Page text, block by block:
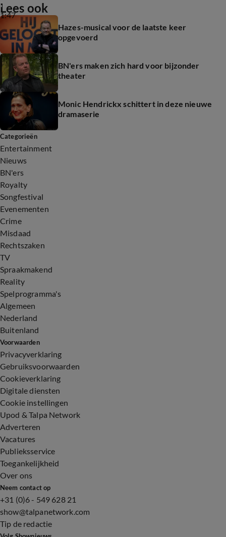
1:47
Lees ook
Hazes-musical voor de laatste keer
opgevoerd
BN'ers maken zich hard voor bijzonder
theater
Monic Hendrickx schittert in deze nieuwe
dramaserie
Categorieën
Entertainment
Nieuws
BN'ers
Royalty
Songfestival
Evenementen
Crime
Misdaad
Rechtszaken
TV
Spraakmakend
Reality
Spelprogramma's
Algemeen
Nederland
Buitenland
Voorwaarden
Privacyverklaring
Gebruiksvoorwaarden
Cookieverklaring
Digitale diensten
Cookie instellingen
Upod & Talpa Network
Adverteren
Vacatures
Publieksservice
Toegankelijkheid
Over ons
Neem contact op
+31 (0)6 - 549 628 21
show@talpanetwork.com
Tip de redactie